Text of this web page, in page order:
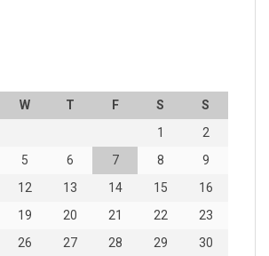
W T F S
S
1
2
5 6 7 8
9
12 13 14 15
16
19 20 21 22
23
26 27 28 29
30